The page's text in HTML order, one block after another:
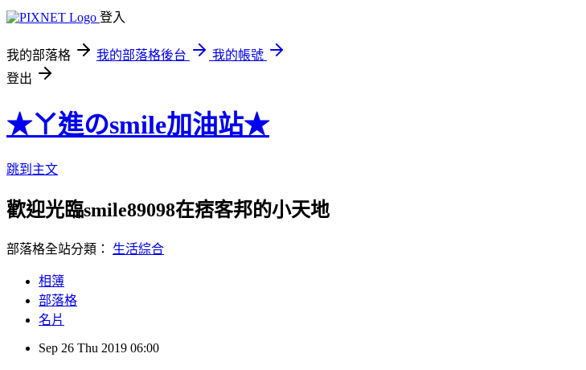
登入
我的部落格 我的部落格後台
我的帳號
登出
★ㄚ進のsmile加油站★
跳到主文
歡迎光臨smile89098在痞客邦的小天地
部落格全站分類： 生活綜合
相簿
部落格
名片
Sep 26 Thu 2019 06:00